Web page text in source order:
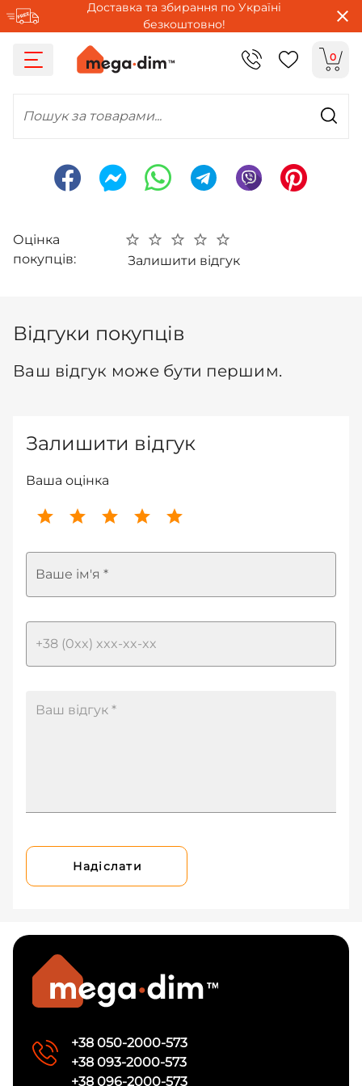
Доставка та збирання по Україні
безкоштовно!
0
Пошук за товарами...
Оцінка
покупців:
Залишити відгук
Відгуки покупців
Ваш відгук може бути першим.
Залишити відгук
Ваша оцінка
Ваше ім'я *
Надіслати
+38 050-2000-573
+38 093-2000-573
+38 096-2000-573